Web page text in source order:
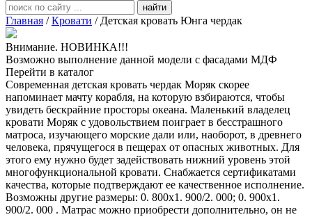
найти
Главная /Кровати / Детская кровать Юнга чердак
Внимание. НОВИНКА!!!
Возможно выполнение данной модели с фасадами МДФ
Перейти в каталог
Современная детская кровать чердак Моряк скорее
напоминает мачту корабля, на которую взбираются, чтобы
увидеть бескрайние просторы океана. Маленький владелец
кровати Моряк с удовольствием поиграет в бесстрашного
матроса, изучающего морские дали или, наоборот, в древнего
человека, прячущегося в пещерах от опасных животных. Для
этого ему нужно будет задействовать нижний уровень этой
многофункциональной кровати. Снабжается сертификатами
качества, которые подтверждают ее качественное исполнение.
Возможны другие размеры: 0. 800х1. 900/2. 000; 0. 900х1.
900/2. 000 . Матрас можно приобрести дополнительно, он не